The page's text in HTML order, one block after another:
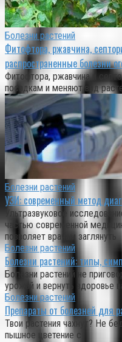
Болезни растений
Фитофтора, ржавчина,
распространенные болезни
Фитофтора, ржавчина и
посадкам и меняют вид
Болезни растений
УЗИ: современный метод
Ультразвуковое
частью современной
позволяет врачам заглянуть
Болезни растений
Болезни растений: типы,
Болезни растений не
урожай и вернуть здоровье
Болезни растений
Препараты от болезней для
Твои растения чахнут? Не
пышное цветение с